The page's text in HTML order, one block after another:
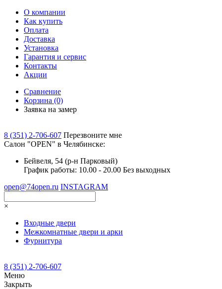
О компании
Как купить
Оплата
Доставка
Установка
Гарантия и сервис
Контакты
Акции
Сравнение
Корзина (0)
Заявка на замер
8 (351) 2-706-607 Перезвоните мне
Cалон "OPEN" в Челябинске:
Бейвеля, 54 (р-н Парковый)
График работы: 10.00 - 20.00 Без выходных
open@74open.ru INSTAGRAM
×
Входные двери
Межкомнатные двери и арки
Фурнитура
8 (351) 2-706-607
Меню
Закрыть